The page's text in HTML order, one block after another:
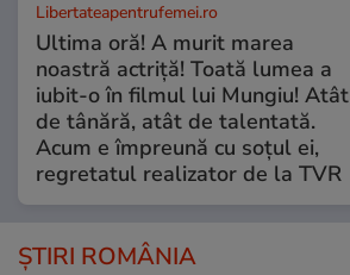
Libertateapentrufemei.ro
Ultima oră! A murit marea
noastră actriță! Toată lumea a
iubit-o în filmul lui Mungiu! Atât
de tânără, atât de talentată.
Acum e împreună cu soțul ei,
regretatul realizator de la TVR
ȘTIRI ROMÂNIA